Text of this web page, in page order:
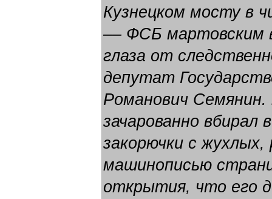
Кузнецком мосту в
–– ФСБ мартовским
глаза от
депутат
Романович Семянин.
зачарованно вбирал
закорючки с
машинописью
открытия, что его